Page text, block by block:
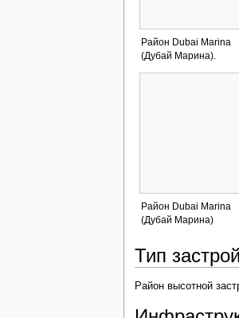
Район Dubai Marina
(Дубай Марина).
Район Dubai Marina
(Дубай Марина)
Тип
Район высотной